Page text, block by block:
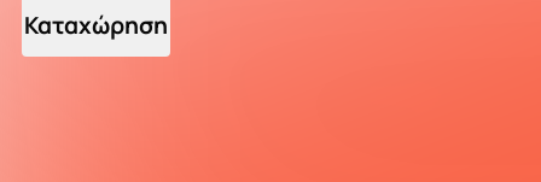
Καταχώρηση